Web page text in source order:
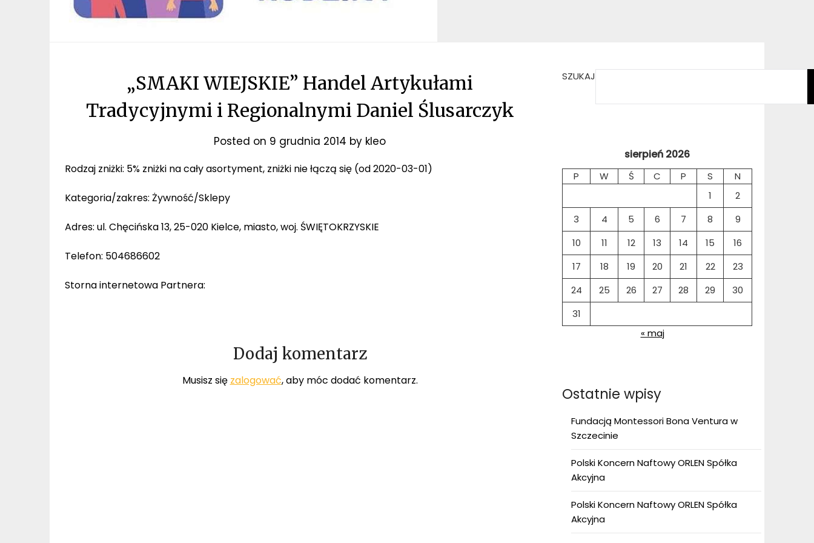
„SMAKI WIEJSKIE” Handel Artykułami
Tradycyjnymi i Regionalnymi Daniel Ślusarczyk
Posted on 9 grudnia 2014 by kleo
Rodzaj zniżki: 5% zniżki na cały asortyment, zniżki nie łączą się (od 2020-03-01)
Kategoria/zakres: Żywność/Sklepy
Adres: ul. Chęcińska 13, 25-020 Kielce, miasto, woj. ŚWIĘTOKRZYSKIE
Telefon: 504686602
Storna internetowa Partnera:
Dodaj komentarz
Musisz się zalogować, aby móc dodać komentarz.
SZUKAJ
sierpień 2026
P W Ś C P S
N
1
2
3
4 5 6 7 8
9
10
11 12 13 14 15
16
17
18 19 20 21 22
23
24
25 26 27 28 29
30
31
« maj
Ostatnie wpisy
Fundacją Montessori Bona Ventura w
Szczecinie
Polski Koncern Naftowy ORLEN Spółka
Akcyjna
Polski Koncern Naftowy ORLEN Spółka
Akcyjna